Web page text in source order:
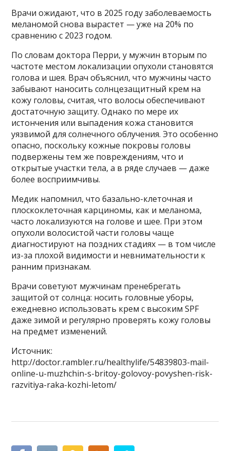
Врачи ожидают, что в 2025 году заболеваемость
меланомой снова вырастет — уже на 20% по
сравнению с 2023 годом.
По словам доктора Перри, у мужчин вторым по
частоте местом локализации опухоли становятся
голова и шея. Врач объяснил, что мужчины часто
забывают наносить солнцезащитный крем на
кожу головы, считая, что волосы обеспечивают
достаточную защиту. Однако по мере их
истончения или выпадения кожа становится
уязвимой для солнечного облучения. Это особенно
опасно, поскольку кожные покровы головы
подвержены тем же повреждениям, что и
открытые участки тела, а в ряде случаев — даже
более восприимчивы.
Медик напомнил, что базально-клеточная и
плоскоклеточная карциномы, как и меланома,
часто локализуются на голове и шее. При этом
опухоли волосистой части головы чаще
диагностируют на поздних стадиях — в том числе
из-за плохой видимости и невнимательности к
ранним признакам.
Врачи советуют мужчинам пренебрегать
защитой от солнца: носить головные уборы,
ежедневно использовать крем с высоким SPF
даже зимой и регулярно проверять кожу головы
на предмет изменений.
Источник:
http://doctor.rambler.ru/healthylife/54839803-mail-
online-u-muzhchin-s-britoy-golovoy-povyshen-risk-
razvitiya-raka-kozhi-letom/